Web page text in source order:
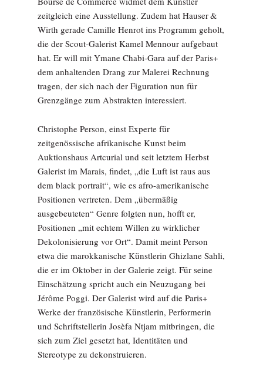
zeitgleich eine Ausstellung. Zudem hat Hauser &
Wirth gerade Camille Henrot ins Programm geholt,
die der Scout-Galerist Kamel Mennour aufgebaut
hat. Er will mit Ymane Chabi-Gara auf der Paris+
dem anhaltenden Drang zur Malerei Rechnung
tragen, der sich nach der Figuration nun für
Grenzgänge zum Abstrakten interessiert.
Christophe Person, einst Experte für
zeitgenössische afrikanische Kunst beim
Auktionshaus Artcurial und seit letztem Herbst
Galerist im Marais, findet, „die Luft ist raus aus
dem black portrait“, wie es afro-amerikanische
Positionen vertreten. Dem „übermäßig
ausgebeuteten“ Genre folgten nun, hofft er,
Positionen „mit echtem Willen zu wirklicher
Dekolonisierung vor Ort“. Damit meint Person
etwa die marokkanische Künstlerin Ghizlane Sahli,
die er im Oktober in der Galerie zeigt. Für seine
Einschätzung spricht auch ein Neuzugang bei
Jérôme Poggi. Der Galerist wird auf die Paris+
Werke der französische Künstlerin, Performerin
und Schriftstellerin Josèfa Ntjam mitbringen, die
sich zum Ziel gesetzt hat, Identitäten und
Stereotype zu dekonstruieren.